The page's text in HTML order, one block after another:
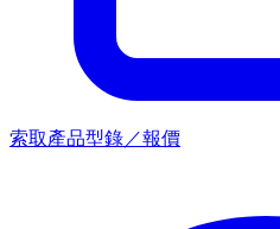
索取產品型錄／報價